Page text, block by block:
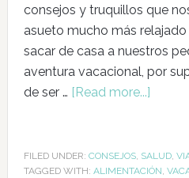
consejos y truquillos que
asueto mucho más
sacar de casa a nuestros
aventura vacacional, por
de ser … [Read more...]
FILED UNDER: CONSEJOS, SALUD,
TAGGED WITH: ALIMENTACIÓN,